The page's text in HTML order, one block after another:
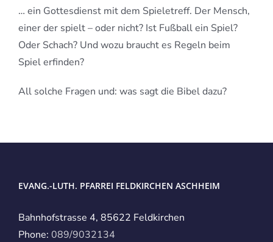
… ein Gottesdienst mit dem Spieletreff. Der Mensch,
einer der spielt – oder nicht? Ist Fußball ein Spiel?
Oder Schach? Und wozu braucht es Regeln beim
Spiel erfinden?
All solche Fragen und: was sagt die Bibel dazu?
EVANG.-LUTH. PFARREI FELDKIRCHEN ASCHHEIM
Bahnhofstrasse 4, 85622 Feldkirchen
Phone: 089/9032134